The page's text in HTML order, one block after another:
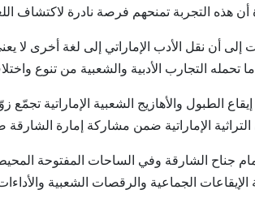
أن هذه التجربة تمنحهم فرصة نادرة لاكتشاف
إلى أن نقل الأدب الإماراتي إلى لغة أخرى لا
ما تحمله التجارب الأدبية والشعبية من تنوع
التراثية الإماراتية ضمن مشاركة إمارة
جناح الشارقة وفي الساحات المفتوحة
الإيقاعات الجماعية والرقصات الشعبية